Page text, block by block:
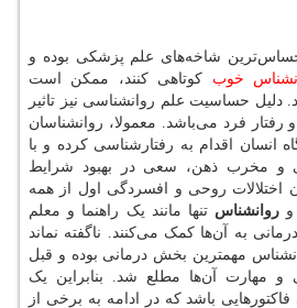
شاخه‌های علم پزشکی بوده و
خوب کوتاهی کنند، ممکن است
دلیل حساسیت علم روانشناسی نیز تاثیر
رفتار فرد می‌باشد. معمولا، روانشناسان
انسان اقدام به رفتارشناسی کرده و با
و مخرب ذهن، سعی در بهبود شرایط
اختلالات روحی و افسردگی اول از همه
روانشناس تنها مانند یک راهنما و معلم
به آن‌ها کمک می‌کنند. ناگفته نماند
مهمترین بخش درمانی بوده و قبل
و مهارت آن‌ها مطلع شد. بنابراین یک
باشد که در ادامه به برخی از